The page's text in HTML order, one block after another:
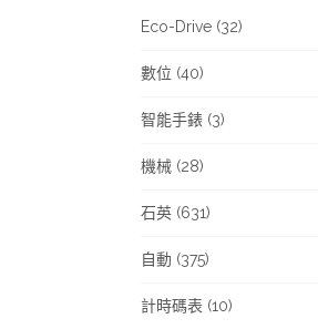
Eco-Drive (32)
數位 (40)
智能手錶 (3)
機械 (28)
石英 (631)
自動 (375)
計時碼表 (10)